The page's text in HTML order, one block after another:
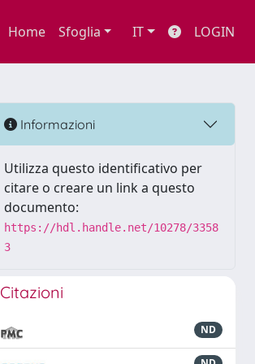
Home Sfoglia IT LOGIN
Informazioni
Utilizza questo identificativo per
citare o creare un link a questo
documento:
https://hdl.handle.net/10278/3358
3
Citazioni
ND